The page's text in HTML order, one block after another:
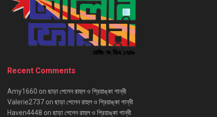
Recent Comments
Amy1660 on ছাড়া পেলেন রাহুল ও প্রিয়াঙ্কা গান্ধী
Valerie2737 on ছাড়া পেলেন রাহুল ও প্রিয়াঙ্কা গান্ধী
Haven4448 on ছাড়া পেলেন রাহুল ও প্রিয়াঙ্কা গান্ধী